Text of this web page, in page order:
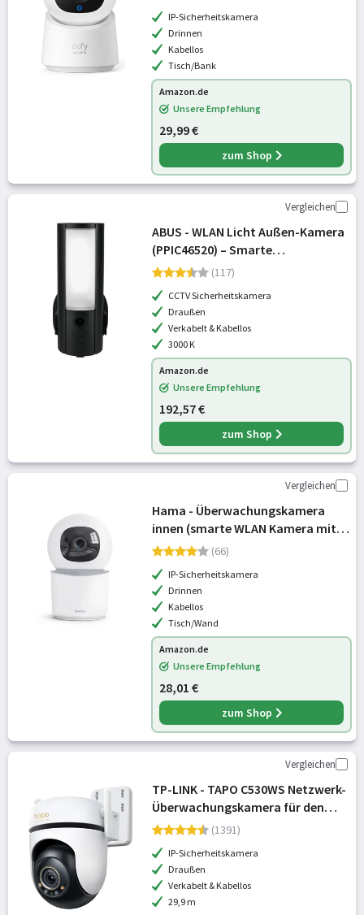
IP-Sicherheitskamera
Drinnen
Kabellos
Tisch/Bank
Amazon.de
Unsere Empfehlung
29,99 €
zum Shop
Vergleichen
ABUS - WLAN Licht Außen-Kamera
(PPIC46520) – Smarte
Überwachungskamera mit
Personenerkennung,
Tiererkennung, Autoerkennung,
indiv. Push-Benachr
(117)
CCTV Sicherheitskamera
Draußen
Verkabelt & Kabellos
3000 K
Amazon.de
Unsere Empfehlung
192,57 €
zum Shop
Vergleichen
Hama - Überwachungskamera
innen (smarte WLAN Kamera mit
Nachtsicht, 1080p, Aufzeichnung,
Personenerkennung,
Sprechanlage, Indoor Kamera sc
(66)
IP-Sicherheitskamera
Drinnen
Kabellos
Tisch/Wand
Amazon.de
Unsere Empfehlung
28,01 €
zum Shop
Vergleichen
TP-LINK - TAPO C530WS Netzwerk-
Überwachungskamera für den
Außenbereich
(1391)
IP-Sicherheitskamera
Draußen
Verkabelt & Kabellos
29,9 m